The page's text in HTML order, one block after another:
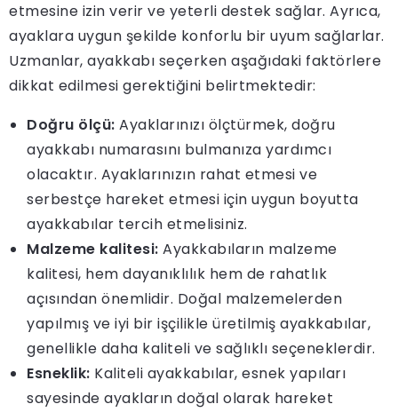
etmesine izin verir ve yeterli destek sağlar. Ayrıca,
ayaklara uygun şekilde konforlu bir uyum sağlarlar.
Uzmanlar, ayakkabı seçerken aşağıdaki faktörlere
dikkat edilmesi gerektiğini belirtmektedir:
Doğru ölçü: Ayaklarınızı ölçtürmek, doğru
ayakkabı numarasını bulmanıza yardımcı
olacaktır. Ayaklarınızın rahat etmesi ve
serbestçe hareket etmesi için uygun boyutta
ayakkabılar tercih etmelisiniz.
Malzeme kalitesi: Ayakkabıların malzeme
kalitesi, hem dayanıklılık hem de rahatlık
açısından önemlidir. Doğal malzemelerden
yapılmış ve iyi bir işçilikle üretilmiş ayakkabılar,
genellikle daha kaliteli ve sağlıklı seçeneklerdir.
Esneklik: Kaliteli ayakkabılar, esnek yapıları
sayesinde ayakların doğal olarak hareket